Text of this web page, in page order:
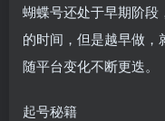
蝴蝶号还处于早期阶段
的时间，但是越早做
随平台变化不断更迭。
起号秘籍